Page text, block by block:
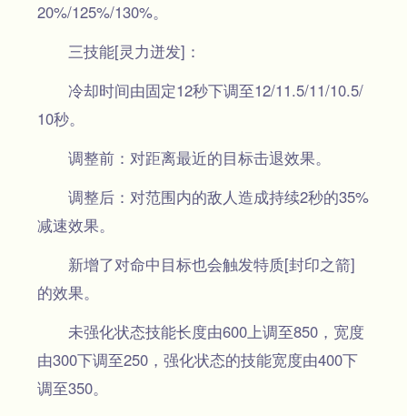
20%/125%/130%。
三技能[灵力迸发]：
冷却时间由固定12秒下调至12/11.5/11/10.5/
10秒。
调整前：对距离最近的目标击退效果。
调整后：对范围内的敌人造成持续2秒的35%
减速效果。
新增了对命中目标也会触发特质[封印之箭]
的效果。
未强化状态技能长度由600上调至850，宽度
由300下调至250，强化状态的技能宽度由400下
调至350。